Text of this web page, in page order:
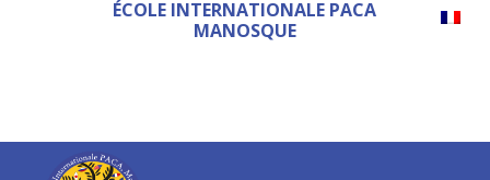
ÉCOLE INTERNATIONALE PACA
MANOSQUE